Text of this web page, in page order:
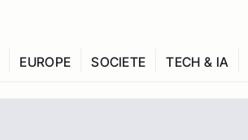
EUROPE SOCIETE TECH & IA